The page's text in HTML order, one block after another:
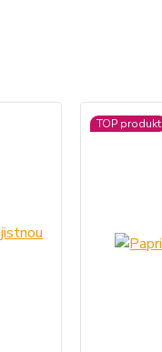
TOP produkt